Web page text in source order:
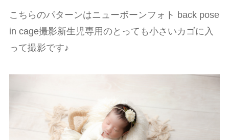
こちらのパターンはニューボーンフォト back pose
in cage撮影新生児専用のとっても小さいカゴに入
って撮影です♪